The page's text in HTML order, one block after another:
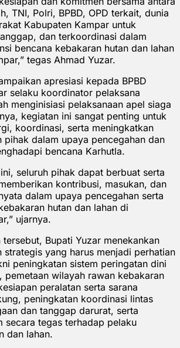
TNI, Polri, BPBD, OPD terkait, dunia
Kabupaten Kampar untuk
dan terkoordinasi dalam
bencana kebakaran hutan dan lahan
tegas Ahmad Yuzar.
apresiasi kepada BPBD
selaku koordinator pelaksana
menginisiasi pelaksanaan apel siaga
kegiatan ini sangat penting untuk
koordinasi, serta meningkatkan
pihak dalam upaya pencegahan dan
bencana Karhutla.
seluruh pihak dapat berbuat serta
kontribusi, masukan, dan
dalam upaya pencegahan serta
hutan dan lahan di
ujarnya.
tersebut, Bupati Yuzar menekankan
strategis yang harus menjadi perhatian
peningkatan sistem peringatan dini
pemetaan wilayah rawan kebakaran
peralatan serta sarana
peningkatan koordinasi lintas
dan tanggap darurat, serta
secara tegas terhadap pelaku
dan lahan.